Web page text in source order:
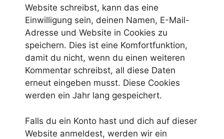
Website schreibst, kann das eine
Einwilligung sein, deinen Namen, E-Mail-
Adresse und Website in Cookies zu
speichern. Dies ist eine Komfortfunktion,
damit du nicht, wenn du einen weiteren
Kommentar schreibst, all diese Daten
erneut eingeben musst. Diese Cookies
werden ein Jahr lang gespeichert.
Falls du ein Konto hast und dich auf dieser
Website anmeldest, werden wir ein